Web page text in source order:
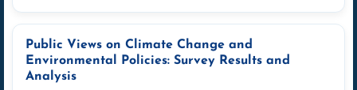
Public Views on Climate Change and
Environmental Policies: Survey Results and
Analysis